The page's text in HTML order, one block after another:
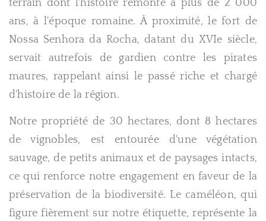
terrain dont l'histoire remonte à plus de 2 000
ans, à l'époque romaine. À proximité, le fort de
Nossa Senhora da Rocha, datant du XVIe siècle,
servait autrefois de gardien contre les pirates
maures, rappelant ainsi le passé riche et chargé
d'histoire de la région.
Notre propriété de 30 hectares, dont 8 hectares
de vignobles, est entourée d'une végétation
sauvage, de petits animaux et de paysages intacts,
ce qui renforce notre engagement en faveur de la
préservation de la biodiversité. Le caméléon, qui
figure fièrement sur notre étiquette, représente la